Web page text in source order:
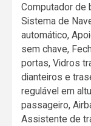
Computador de
Sistema de
automático,
sem chave,
portas, Vidros
dianteiros e
regulável em
passageiro,
Assistente de